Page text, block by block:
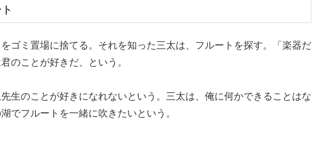
ゴミ置場に捨てる。それを知った三太は、フルートを探す。「楽器だ
のことが好きだ、という。
生のことが好きになれないという。三太は、俺に何かできることはな
でフルートを一緒に吹きたいという。